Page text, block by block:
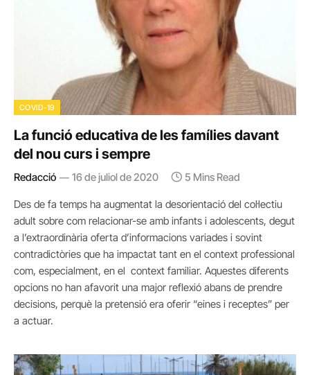
COVID-19
La funció educativa de les famílies davant
del nou curs i sempre
Redacció 16 de juliol de 2020 5 Mins Read
Des de fa temps ha augmentat la desorientació del col·lectiu
adult sobre com relacionar-se amb infants i adolescents, degut
a l’extraordinària oferta d’informacions variades i sovint
contradictòries que ha impactat tant en el context professional
com, especialment, en el context familiar. Aquestes diferents
opcions no han afavorit una major reflexió abans de prendre
decisions, perquè la pretensió era oferir “eines i receptes” per
a actuar.